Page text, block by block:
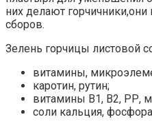
них делают
сборов.
Зелень горчицы листовой
витамины,
каротин, рутин;
витамины В1, В2, РР,
соли кальция,